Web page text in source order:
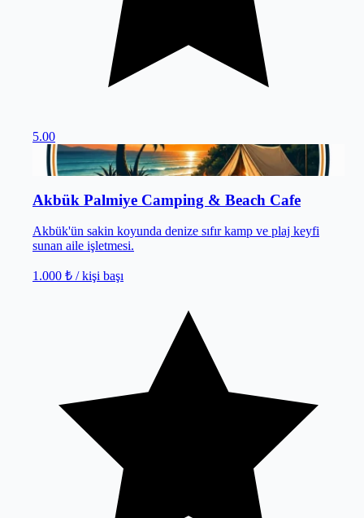
5.00
Menteşe/Muğla
Akbük Palmiye Camping & Beach Cafe
Akbük'ün sakin koyunda denize sıfır kamp ve plaj keyfi
sunan aile işletmesi.
1.000 ₺ / kişi başı